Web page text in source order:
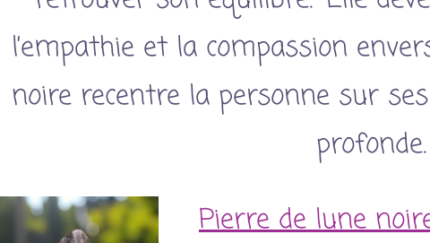
l’empathie et la compassion
noire recentre la personne sur
profonde.
Pierre de lune